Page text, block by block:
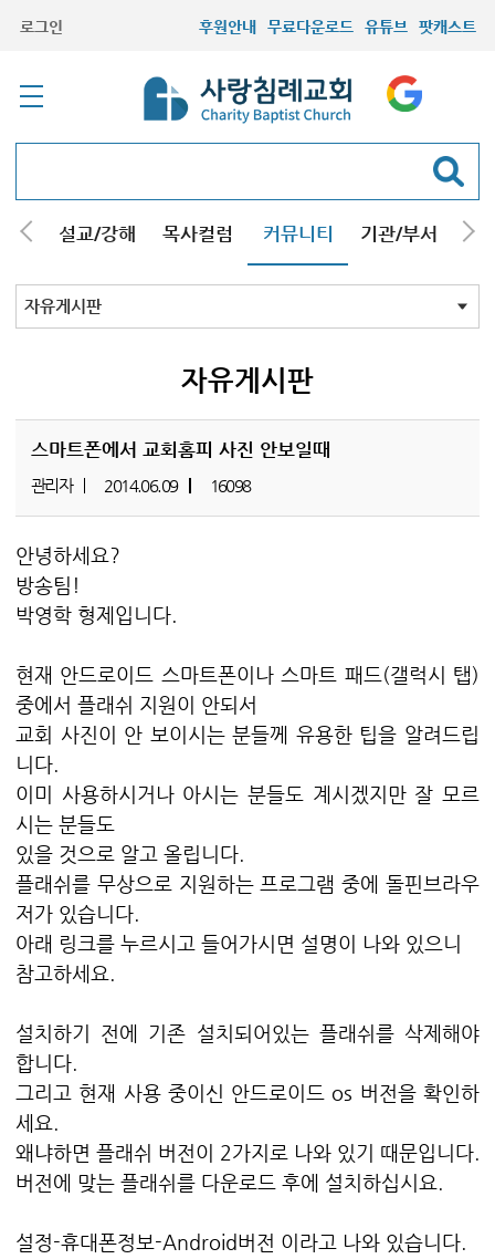
로그인 후원안내 무료다운로드 유튜브 팟캐스트
내 설교/강해 목사컬럼 커뮤니티 기관/부서 선
최근등록자료
자유게시판
자유게시판
스마트폰에서 교회홈피 사진 안보일때
관리자 2014.06.09 16098
안녕하세요?
방송팀!
박영학 형제입니다.
현재 안드로이드 스마트폰이나 스마트 패드(갤럭시 탭)
중에서 플래쉬 지원이 안되서
교회 사진이 안 보이시는 분들께 유용한 팁을 알려드립
니다.
이미 사용하시거나 아시는 분들도 계시겠지만 잘 모르
시는 분들도
있을 것으로 알고 올립니다.
플래쉬를 무상으로 지원하는 프로그램 중에 돌핀브라우
저가 있습니다.
아래 링크를 누르시고 들어가시면 설명이 나와 있으니
참고하세요.
설치하기 전에 기존 설치되어있는 플래쉬를 삭제해야
합니다.
그리고 현재 사용 중이신 안드로이드 os 버전을 확인하
세요.
왜냐하면 플래쉬 버전이 2가지로 나와 있기 때문입니다.
버전에 맞는 플래쉬를 다운로드 후에 설치하십시요.
설정-휴대폰정보-Android버전 이라고 나와 있습니다.